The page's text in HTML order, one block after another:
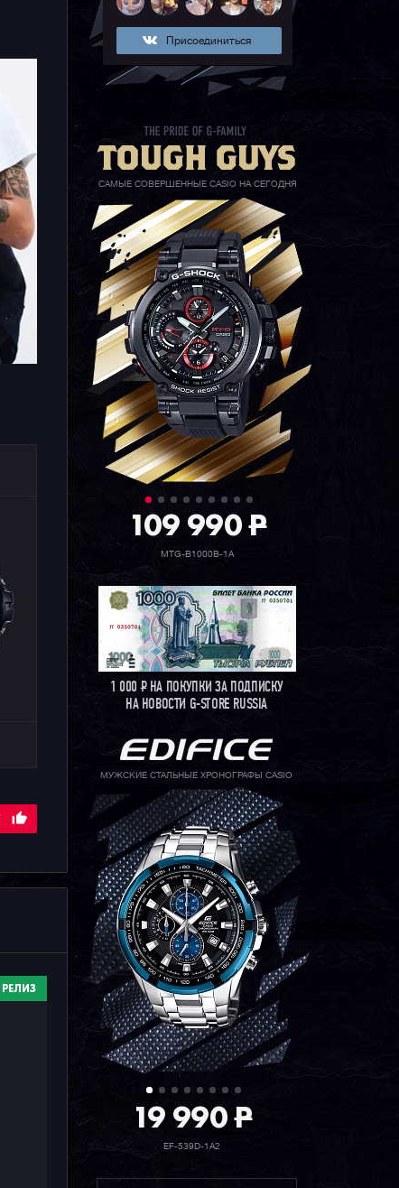
РЕЛИЗ
Присоединиться
САМЫЕ СОВЕРШЕННЫЕ CASIO НА СЕГОДНЯ
109 990P
MTG-B1000B-1A
1 000РНА ПОКУПКИ ЗА ПОДПИСКУ
НА НОВОСТИ G-STORE RUSSIA
МУЖСКИЕ СТАЛЬНЫЕ ХРОНОГРАФЫ CASIO
19 990P
EF-539D-1A2